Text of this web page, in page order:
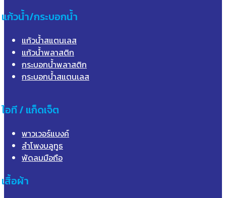
แก้วน้ำ/กระบอกน้ำ
แก้วน้ำสแตนเลส
แก้วน้ำพลาสติก
กระบอกน้ำพลาสติก
กระบอกน้ำสแตนเลส
ไอที / แก็ดเจ็ต
พาวเวอร์แบงค์
ลำโพงบลูทูธ
พัดลมมือถือ
เสื้อผ้า